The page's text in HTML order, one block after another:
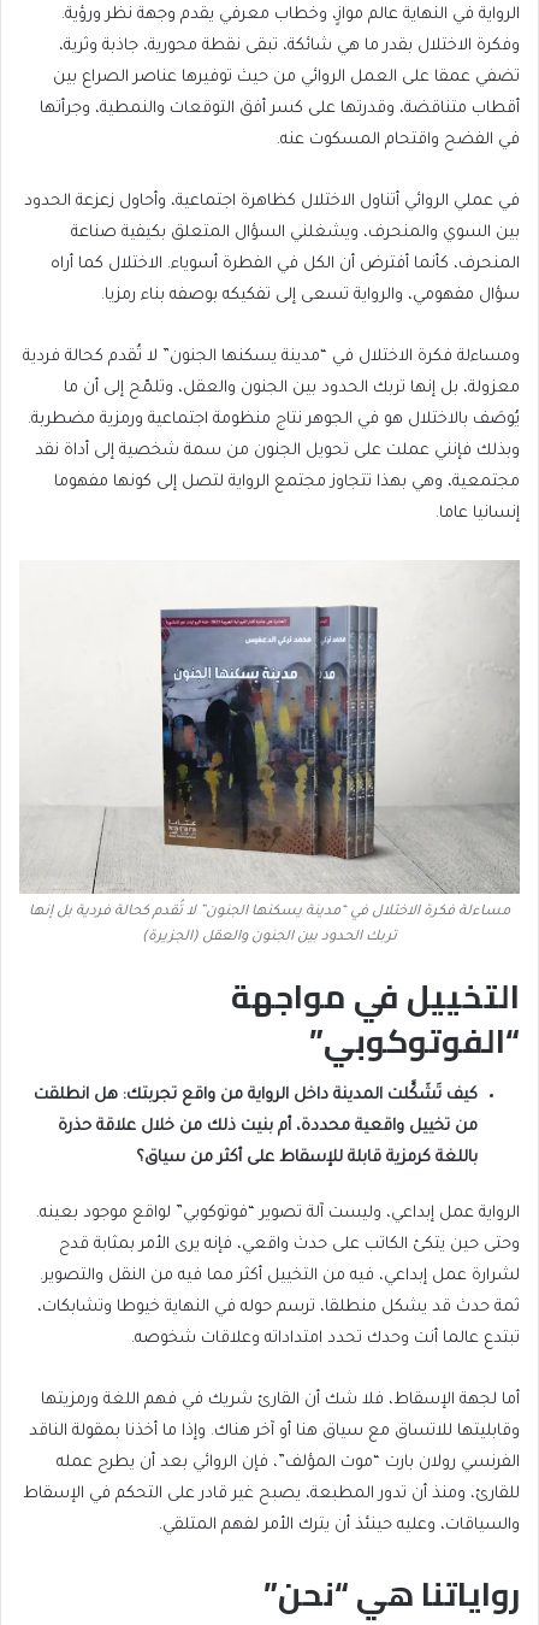
الرواية في النهاية عالم موازٍ، وخطاب معرفي يقدم وجهة نظر ورؤية.
وفكرة الاختلال بقدر ما هي شائكة، تبقى نقطة محورية، جاذبة وثرية،
تضفي عمقا على العمل الروائي من حيث توفيرها عناصر الصراع بين
أقطاب متناقضة، وقدرتها على كسر أفق التوقعات والنمطية، وجرأتها
في الفضح واقتحام المسكوت عنه.
في عملي الروائي أتناول الاختلال كظاهرة اجتماعية، وأحاول زعزعة الحدود
بين السوي والمنحرف، ويشغلني السؤال المتعلق بكيفية صناعة
المنحرف، كأنما أفترض أن الكل في الفطرة أسوياء. الاختلال كما أراه
سؤال مفهومي، والرواية تسعى إلى تفكيكه بوصفه بناء رمزيا.
ومساءلة فكرة الاختلال في “مدينة يسكنها الجنون” لا تُقدم كحالة فردية
معزولة، بل إنها تربك الحدود بين الجنون والعقل، وتلمّح إلى أن ما
يُوصَف بالاختلال هو في الجوهر نتاج منظومة اجتماعية ورمزية مضطربة.
وبذلك فإنني عملت على تحويل الجنون من سمة شخصية إلى أداة نقد
مجتمعية، وهي بهذا تتجاوز مجتمع الرواية لتصل إلى كونها مفهوما
إنسانيا عاما.
مساءلة فكرة الاختلال في “مدينة يسكنها الجنون” لا تُقدم كحالة فردية بل إنها
تربك الحدود بين الجنون والعقل (الجزيرة)
التخييل في مواجهة
“الفوتوكوبي”
كيف تَشَكَّلت المدينة داخل الرواية من واقع تجربتك: هل انطلقت
من تخييل واقعية محددة، أم بنيت ذلك من خلال علاقة حذرة
باللغة كرمزية قابلة للإسقاط على أكثر من سياق؟
الرواية عمل إبداعي، وليست آلة تصوير “فوتوكوبي” لواقع موجود بعينه.
وحتى حين يتكئ الكاتب على حدث واقعي، فإنه يرى الأمر بمثابة قدح
لشرارة عمل إبداعي، فيه من التخييل أكثر مما فيه من النقل والتصوير.
ثمة حدث قد يشكل منطلقا، ترسم حوله في النهاية خيوطا وتشابكات،
تبتدع عالما أنت وحدك تحدد امتداداته وعلاقات شخوصه.
أما لجهة الإسقاط، فلا شك أن القارئ شريك في فهم اللغة ورمزيتها
وقابليتها للاتساق مع سياق هنا أو آخر هناك. وإذا ما أخذنا بمقولة الناقد
الفرنسي رولان بارت “موت المؤلف”، فإن الروائي بعد أن يطرح عمله
للقارئ، ومنذ أن تدور المطبعة، يصبح غير قادر على التحكم في الإسقاط
والسياقات، وعليه حينئذ أن يترك الأمر لفهم المتلقي.
رواياتنا هي “نحن”